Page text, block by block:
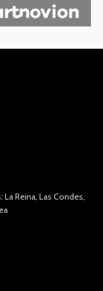
Reina, Las Condes,